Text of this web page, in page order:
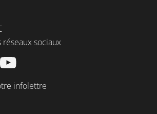
réseaux sociaux
infolettre​